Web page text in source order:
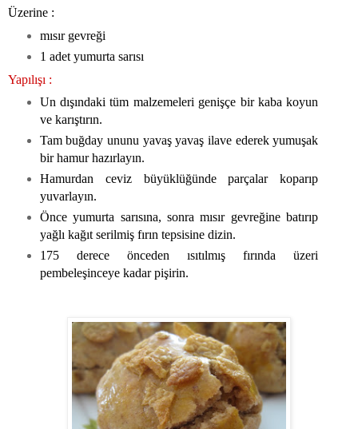
Üzerine :
mısır gevreği
1 adet yumurta sarısı
Yapılışı :
Un dışındaki tüm malzemeleri genişçe bir kaba koyun
ve karıştırın.
Tam buğday ununu yavaş yavaş ilave ederek yumuşak
bir hamur hazırlayın.
Hamurdan ceviz büyüklüğünde parçalar koparıp
yuvarlayın.
Önce yumurta sarısına, sonra mısır gevreğine batırıp
yağlı kağıt serilmiş fırın tepsisine dizin.
175 derece önceden ısıtılmış fırında üzeri
pembeleşinceye kadar pişirin.